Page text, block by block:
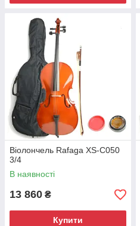
Віолончель Rafaga XS-C050
3/4
В наявності
13 860 ₴
Купити